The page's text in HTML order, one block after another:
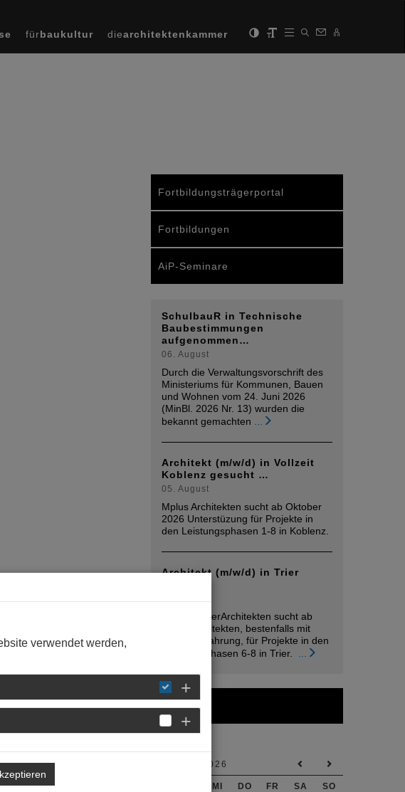
fürbaukultur diearchitektenkammer
Fortbildungsträgerportal
Fortbildungen
AiP-Seminare
SchulbauR in Technische
Baubestimmungen
aufgenommen…
06. August
Durch die Verwaltungsvorschrift des
Ministeriums für Kommunen, Bauen
und Wohnen vom 24. Juni 2026
(MinBl. 2026 Nr. 13) wurden die
bekannt gemachten
Architekt (m/w/d) in Vollzeit
Koblenz gesucht …
05. August
Mplus Architekten sucht ab Oktober
2026 Unterstüzung für Projekte in
den Leistungsphasen 1-8 in Koblenz.
Architekt (m/w/d) in Trier
raumwandlerArchitekten sucht ab
sofort Architekten, bestenfalls mit
Berufsehrfahrung, für Projekte in den
Leistungsphasen 6-8 in Trier.
Kalender
AUGUST 2026
MI DO FR SA SO
verwendet werden,